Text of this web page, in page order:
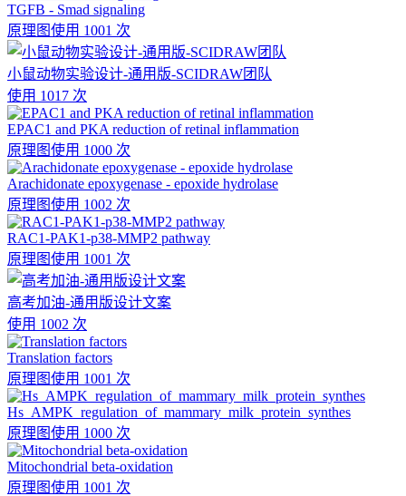
TGFB - Smad signaling
原理图使用 1001 次
小鼠动物实验设计-通用版-SCIDRAW团队
使用 1017 次
EPAC1 and PKA reduction of retinal inflammation
原理图使用 1000 次
Arachidonate epoxygenase - epoxide hydrolase
原理图使用 1002 次
RAC1-PAK1-p38-MMP2 pathway
原理图使用 1001 次
高考加油-通用版设计文案
使用 1002 次
Translation factors
原理图使用 1001 次
Hs_AMPK_regulation_of_mammary_milk_protein_synthes
原理图使用 1000 次
Mitochondrial beta-oxidation
原理图使用 1001 次